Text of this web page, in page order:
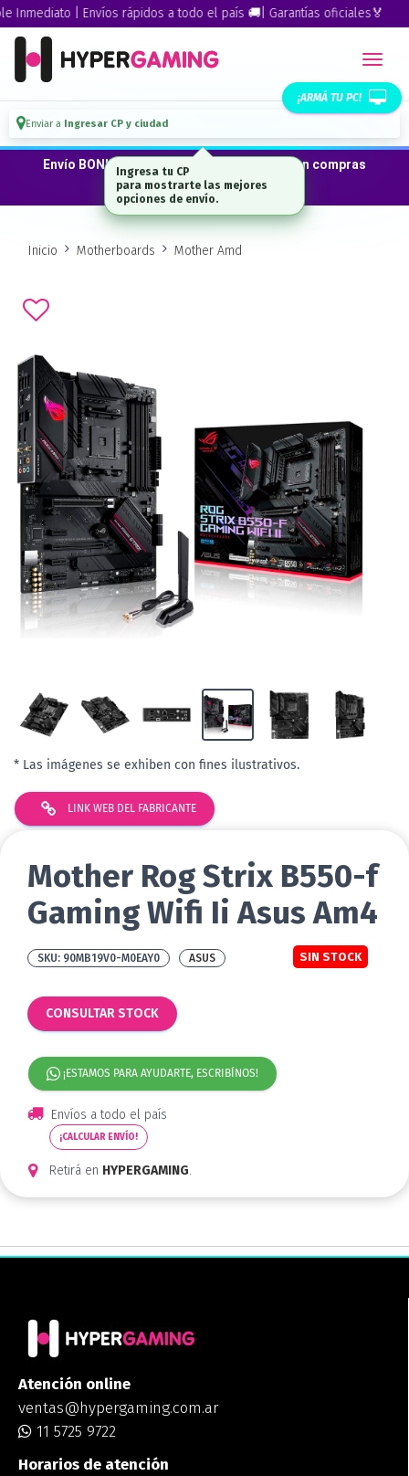
| Envíos rápidos a todo el país 🚚| Garantías oficiales🏅
¡ARMÁ TU PC!
Enviar a Ingresar CP y ciudad
Envío BONIFICADO a CABA · GBA ·La Plata en compras
desde $300.000*
Inicio Motherboards Mother Amd
* Las imágenes se exhiben con fines ilustrativos.
LINK WEB DEL FABRICANTE
Mother Rog Strix B550-f
Gaming Wifi Ii Asus Am4
90MB19V0-M0EAY0 SIN STOCK
ASUS
CONSULTAR STOCK
¡ESTAMOS PARA AYUDARTE, ESCRIBÍNOS!
Envíos a todo el país
¡CALCULAR ENVÍO!
Retirá en HYPERGAMING.
Atención online
ventas@hypergaming.com.ar
11 5725 9722
Horarios de atención
Ingresa tu CP
para mostrarte las mejores
opciones de envío.